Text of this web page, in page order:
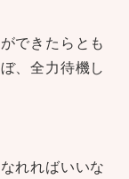
できたらとも
、全力待機し
れればいいな